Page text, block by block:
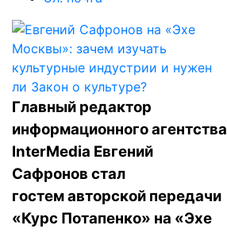
Главный редактор
информационного агентства
InterMedia Евгений
Сафронов стал
гостемавторской передачи
«Курс Потапенко» на «Эхе